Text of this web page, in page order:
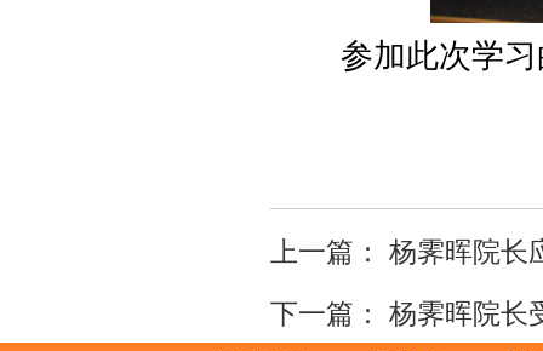
参加此次学
上一篇： 杨霁晖院长
下一篇： 杨霁晖院长